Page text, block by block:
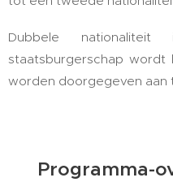
Dubbele
staatsburgerschap wordt
worden doorgegeven aan
🛂 Programma-